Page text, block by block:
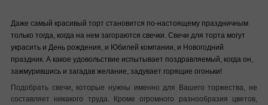
Даже самый красивый торт становится по-настоящему праздничным
только тогда, когда на нем загораются свечки. Свечи для торта могут
украсить и День рождения, и Юбилей компании, и Новогодний
праздник. А какое удовольствие испытывает поздравляемый, когда он,
зажмурившись и загадав желание, задувает горящие огоньки!
Подобрать свечи, которые нужны именно для Вашего торжества, не
составляет никакого труда. Кроме огромного разнообразия цветов,